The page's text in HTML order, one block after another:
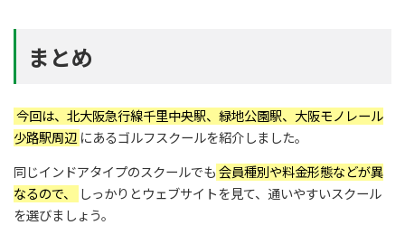
まとめ
今回は、北大阪急行線千里中央駅、緑地公園駅、大阪モノレール
少路駅周辺 にあるゴルフスクールを紹介しました。
同じインドアタイプのスクールでも 会員種別や料金形態などが異
なるので、
しっかりとウェブサイトを見て、通いやすいスクール
を選びましょう。